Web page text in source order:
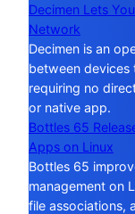
Decimen Lets
Network
Decimen is an
between devices
requiring no
or native app.
Bottles 65
Apps on Linux
Bottles 65
management on
file associations,